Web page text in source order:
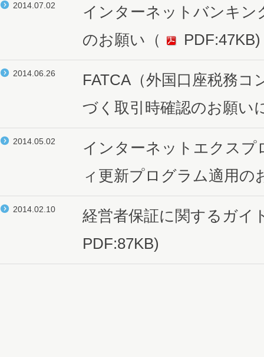
2014.07.02
インターネットバンキ
のお願い （ PDF:47KB)
2014.06.26
FATCA（外国口座税務
づく取引時確認のお願い
2014.05.02
インターネットエクス
ィ更新プログラム適用の
2014.02.10
経営者保証に関するガイ
PDF:87KB)